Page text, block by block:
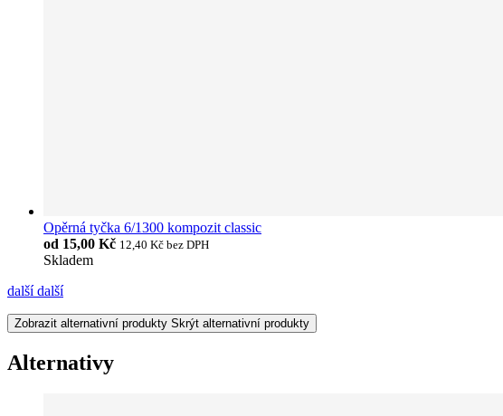
Opěrná tyčka 6/1300 kompozit classic
od 15,00 Kč 12,40 Kč bez DPH
Skladem
další další
Zobrazit alternativní produkty Skrýt alternativní produkty
Alternativy